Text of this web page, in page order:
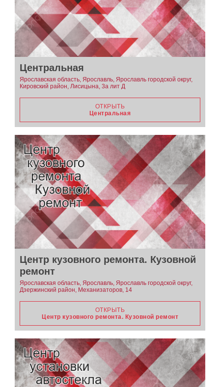
Центральная
Ярославская область, Ярославль, Ярославль городской округ,
Кировский район, Лисицына, 3а лит Д
ОТКРЫТЬ
Центральная
Центр кузовного ремонта. Кузовной
ремонт
Ярославская область, Ярославль, Ярославль городской округ,
Дзержинский район, Механизаторов, 14
ОТКРЫТЬ
Центр кузовного ремонта. Кузовной ремонт